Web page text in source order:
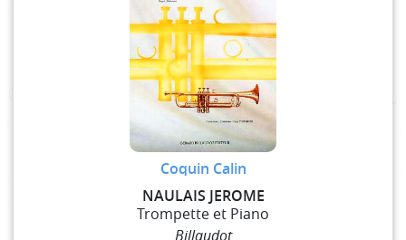
Coquin Calin
NAULAIS JEROME
Trompette et Piano
Billaudot